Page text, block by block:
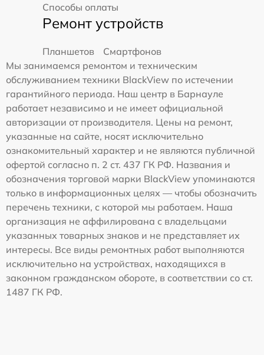
Способы оплаты
Ремонт устройств
Планшетов
Смартфонов
Мы занимаемся ремонтом и техническим
обслуживанием техники BlackView по истечении
гарантийного периода. Наш центр в Барнауле
работает независимо и не имеет официальной
авторизации от производителя. Цены на ремонт,
указанные на сайте, носят исключительно
ознакомительный характер и не являются публичной
офертой согласно п. 2 ст. 437 ГК РФ. Названия и
обозначения торговой марки BlackView упоминаются
только в информационных целях — чтобы обозначить
перечень техники, с которой мы работаем. Наша
организация не аффилирована с владельцами
указанных товарных знаков и не представляет их
интересы. Все виды ремонтных работ выполняются
исключительно на устройствах, находящихся в
законном гражданском обороте, в соответствии со ст.
1487 ГК РФ.